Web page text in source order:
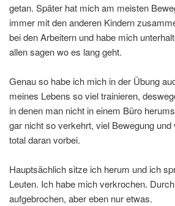
getan. Später hat mich am meisten
immer mit den anderen Kindern
bei den Arbeitern und habe mich
allen sagen wo es lang geht.
Genau so habe ich mich in der Übung
meines Lebens so viel trainieren,
in denen man nicht in einem Büro
gar nicht so verkehrt, viel Bewegung
total daran vorbei.
Hauptsächlich sitze ich herum und ich
Leuten. Ich habe mich verkrochen.
aufgebrochen, aber eben nur etwas.